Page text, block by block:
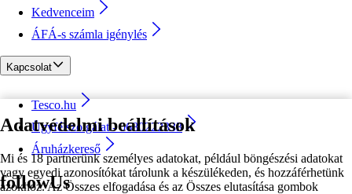
Adatvédelmi beállítások
Mi és 18 partnerünk személyes adatokat, például böngészési adatokat
vagy egyedi azonosítókat tárolunk a készülékeden, és hozzáférhetünk
azokhoz. Az Összes elfogadása és az Összes elutasítása gombok
Kedvenceim
ÁFÁ-s számla igénylés
Kapcsolat
Tesco.hu
Ügyfélszolgálat - 0680222333
Áruházkereső
followUs